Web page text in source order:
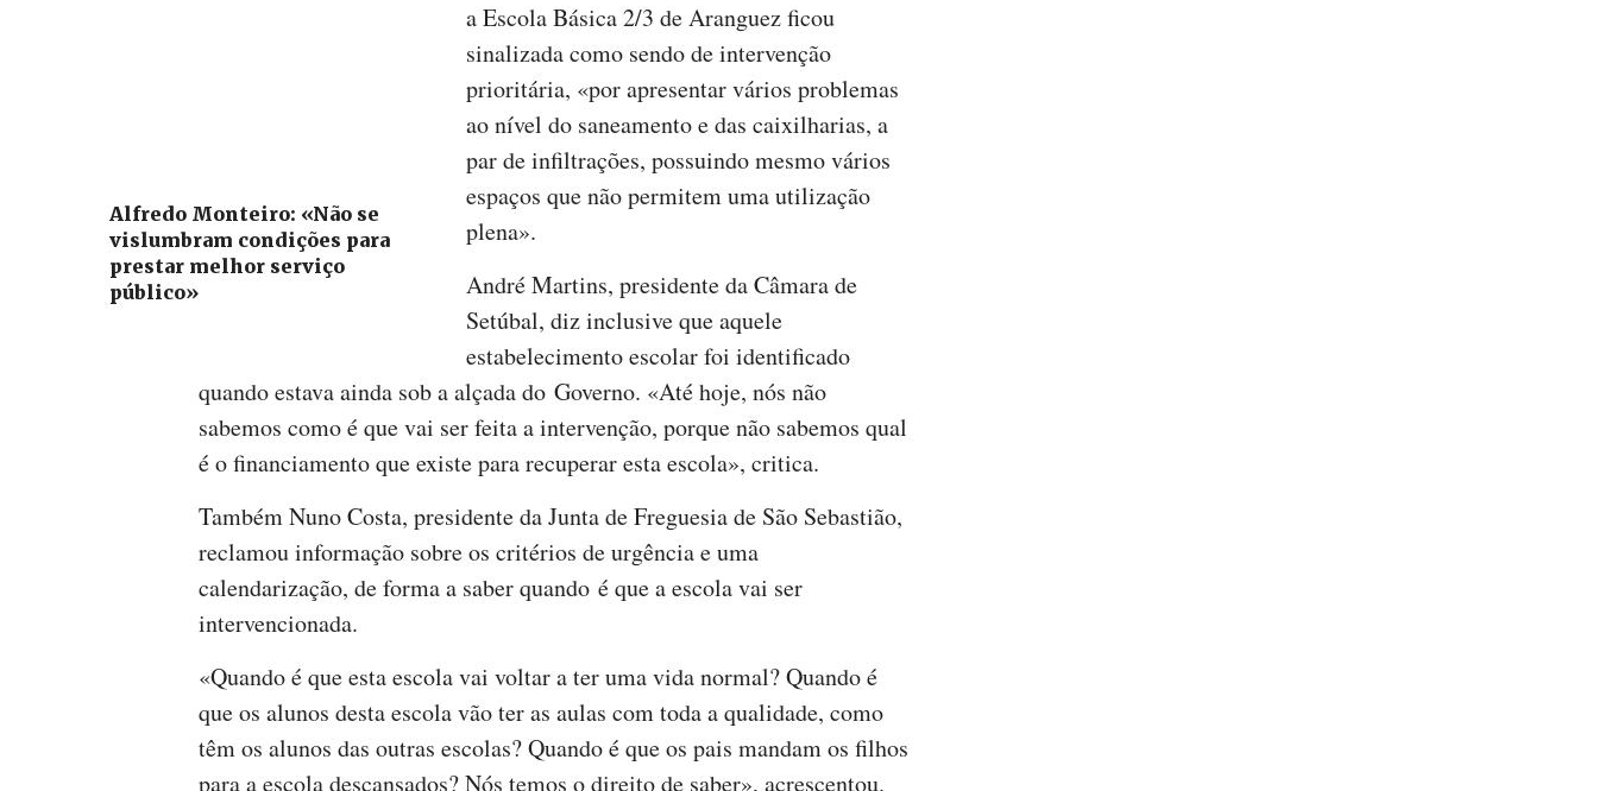
Alfredo Monteiro: «Não se
vislumbram condições para
prestar melhor serviço
público»
a Escola Básica 2/3 de Aranguez ficou
sinalizada como sendo de intervenção
prioritária, «por apresentar vários problemas
ao nível do saneamento e das caixilharias, a
par de infiltrações, possuindo mesmo vários
espaços que não permitem uma utilização
plena».
André Martins, presidente da Câmara de
Setúbal, diz inclusive que aquele
estabelecimento escolar foi identificado
quando estava ainda sob a alçada do Governo. «Até hoje, nós não
sabemos como é que vai ser feita a intervenção, porque não sabemos qual
é o financiamento que existe para recuperar esta escola», critica.
Também Nuno Costa, presidente da Junta de Freguesia de São Sebastião,
reclamou informação sobre os critérios de urgência e uma
calendarização, de forma a saber quando é que a escola vai ser
intervencionada.
«Quando é que esta escola vai voltar a ter uma vida normal? Quando é
que os alunos desta escola vão ter as aulas com toda a qualidade, como
têm os alunos das outras escolas? Quando é que os pais mandam os filhos
para a escola descansados? Nós temos o direito de saber», acrescentou.